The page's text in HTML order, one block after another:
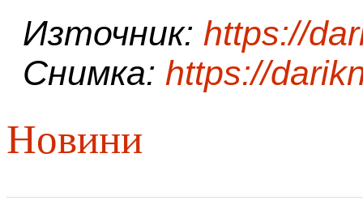
Източник: https://
Снимка: https://
Новини